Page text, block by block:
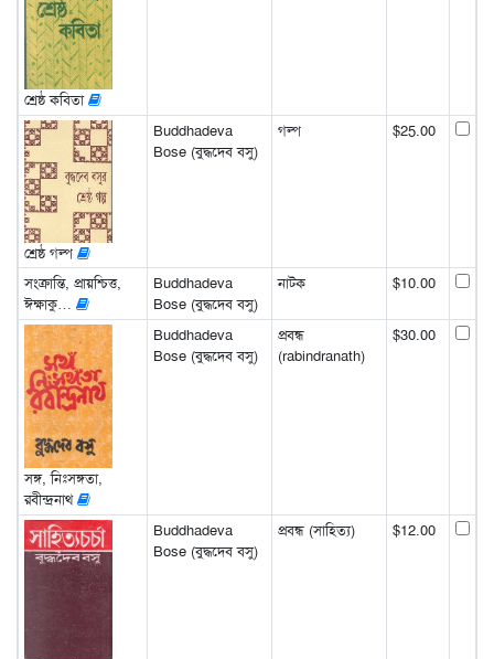
শ্রেষ্ঠ কবিতা
শ্রেষ্ঠ গল্প
Buddhadeva
Bose (বুদ্ধদেব বসু)
গল্প $25.00
সংক্রান্তি, প্রায়শ্চিত্ত,
ঈক্ষাকু…
Buddhadeva
Bose (বুদ্ধদেব বসু)
নাটক $10.00
সঙ্গ, নিঃসঙ্গতা,
রবীন্দ্রনাথ
Buddhadeva
Bose (বুদ্ধদেব বসু)
প্রবন্ধ
(rabindranath)
$30.00
Buddhadeva
Bose (বুদ্ধদেব বসু)
প্রবন্ধ (সাহিত্য) $12.00